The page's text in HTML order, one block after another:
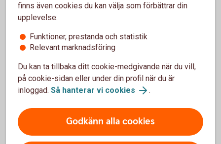
605380961
Sparkonto Plus – ökat skydd mot
bedrägerier
Bedragare vill att du agerar snabbt. Med Sparkonto Plus
skickas pengarna inte direkt vid överföringar i
internetbanken och appen, vilket ger dig tid att tänka efter.
finns även cookies du kan välja som förbättrar din
upplevelse:
Funktioner, prestanda och statistik
Relevant marknadsföring
Du kan ta tillbaka ditt cookie-medgivande när du vill,
på cookie-sidan eller under din profil när du är
inloggad. Så hanterar vi cookies .
Godkänn alla cookies